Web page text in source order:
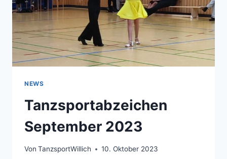
NEWS
Tanzsportabzeichen
September 2023
Von TanzsportWillich 10. Oktober 2023